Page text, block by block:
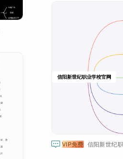
 VIP免费 信阳新世纪